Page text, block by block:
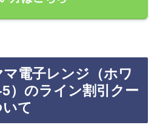
電子レンジ（ホワ
）のライン割引クー
て